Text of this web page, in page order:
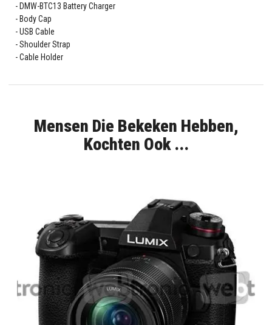
DMW-BTC13 Battery Charger
Body Cap
USB Cable
Shoulder Strap
Cable Holder
Mensen Die Bekeken Hebben,
Kochten Ook ...